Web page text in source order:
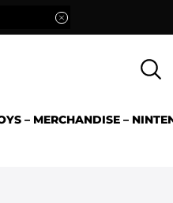
– MERCHANDISE –